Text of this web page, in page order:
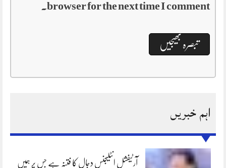
browser for the next time I comment.
اہم خبریں
آرٹیفشل انٹلیجنس دجال کا فتنہ ہے جس پر ہمیں